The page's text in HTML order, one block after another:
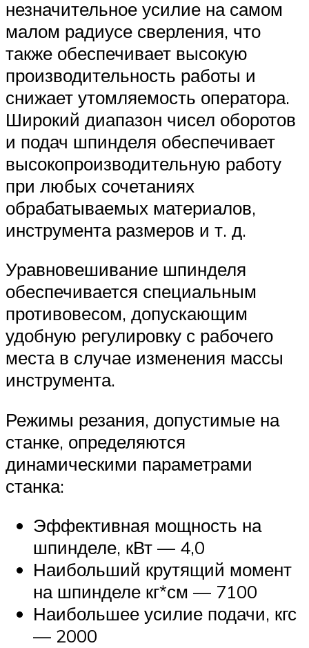
незначительное усилие на самом
малом радиусе сверления, что
также обеспечивает высокую
производительность работы и
снижает утомляемость оператора.
Широкий диапазон чисел оборотов
и подач шпинделя обеспечивает
высокопроизводительную работу
при любых сочетаниях
обрабатываемых материалов,
инструмента размеров и т. д.
Уравновешивание шпинделя
обеспечивается специальным
противовесом, допускающим
удобную регулировку с рабочего
места в случае изменения массы
инструмента.
Режимы резания, допустимые на
станке, определяются
динамическими параметрами
станка:
Эффективная мощность на
шпинделе, кВт — 4,0
Наибольший крутящий момент
на шпинделе кг*см — 7100
Наибольшее усилие подачи, кгс
— 2000